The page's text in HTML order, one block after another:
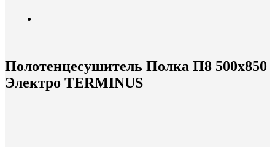
Полотенцесушитель Полка П8 500х850
Электро TERMINUS